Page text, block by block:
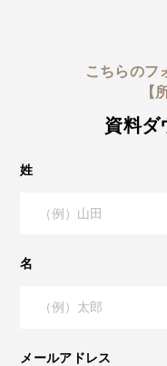
こちらのフ
【
資料ダ
姓
名
メールアドレス